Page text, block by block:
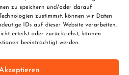
zu speichern und/oder darauf
zustimmst, können wir Daten
IDs auf dieser Website verarbeiten.
erteilst oder zurückziehst, können
beeinträchtigt werden.
Kontakt